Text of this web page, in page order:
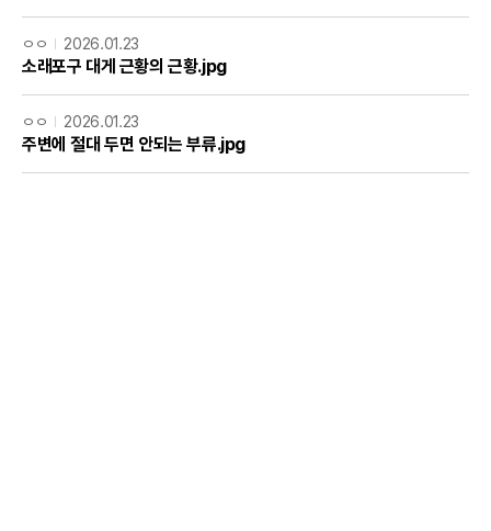
ㅇㅇ 2026.01.23
소래포구 대게 근황의 근황.jpg
ㅇㅇ 2026.01.23
주변에 절대 두면 안되는 부류.jpg